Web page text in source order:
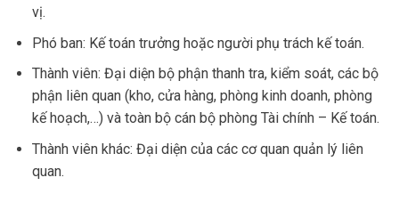
vị.
Phó ban: Kế toán trưởng hoặc người phụ trách kế toán.
Thành viên: Đại diện bộ phận thanh tra, kiểm soát, các bộ
phận liên quan (kho, cửa hàng, phòng kinh doanh, phòng
kế hoạch,…) và toàn bộ cán bộ phòng Tài chính – Kế toán.
Thành viên khác: Đại diện của các cơ quan quản lý liên
quan.